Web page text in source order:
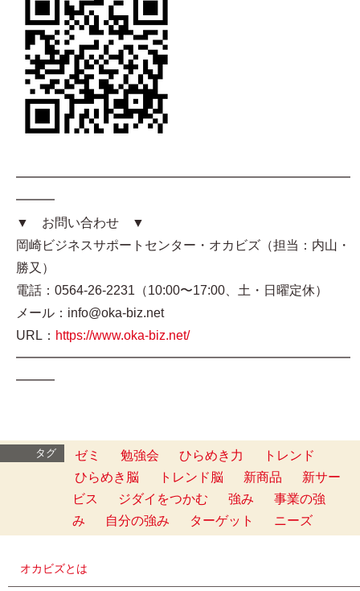
━━━━━━━━━━━━━━━━━━━━━━━━━━
━━━
▼ お問い合わせ ▼
岡崎ビジネスサポートセンター・オカビズ（担当：内山・
勝又）
電話：0564-26-2231（10:00〜17:00、土・日曜定休）
メール：info@oka-biz.net
URL： https://www.oka-biz.net/
━━━━━━━━━━━━━━━━━━━━━━━━━━
━━━
タグ ゼミ 勉強会 ひらめき力
トレンド
ひらめき脳
トレンド脳 新商品
新サー
ビス
ジダイをつかむ 強み
事業の強
み
自分の強み ターゲット ニーズ
オカビズとは